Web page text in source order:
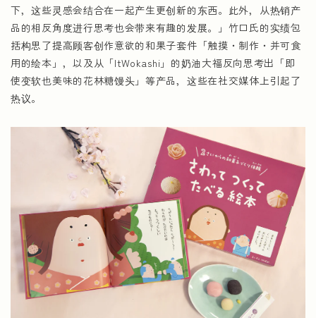
下，这些灵感会结合在一起产生更创新的东西。此外，从热销产
品的相反角度进行思考也会带来有趣的发展。」竹口氏的实绩包
括构思了提高顾客创作意欲的和果子套件「触摸・制作・并可食
用的绘本」，以及从「ItWokashi」的奶油大福反向思考出「即
使变软也美味的花林糖馒头」等产品，这些在社交媒体上引起了
热议。